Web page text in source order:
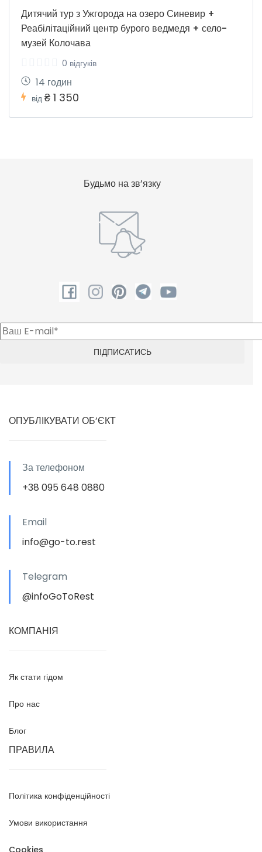
Дитячий тур з Ужгорода на озеро Синевир +
Реабілітаційний центр бурого ведмедя + село-
музей Колочава
0 відгуків
14 годин
від ₴ 1 350
Будьмо на зв’язку
ОПУБЛІКУВАТИ ОБ’ЄКТ
За телефоном
+38 095 648 0880
Email
info@go-to.rest
Telegram
@infoGoToRest
КОМПАНІЯ
Як стати гідом
Про нас
Блог
ПРАВИЛА
Політика конфіденційності
Умови використання
Cookies